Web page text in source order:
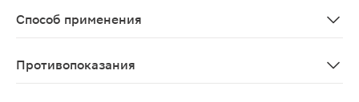
Способ применения
Противопоказания